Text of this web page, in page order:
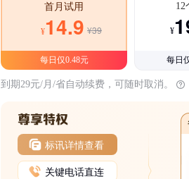
首月试用
¥14.9 ¥39
每日仅0.48元
12
¥
每日
到期29元/月/省自动续费，可随时取消。
标讯详情查看
关键电话直连